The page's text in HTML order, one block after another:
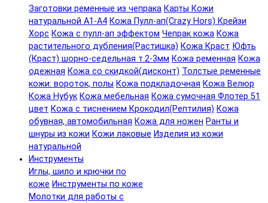
Заготовки ременные из чепрака Карты Кожи
натуральной А1-А4 Кожа Пулл-ап(Crazy Hors) Крейзи
Хорс Кожа с пулл-ап эффектом Чепрак кожа Кожа
растительного дубления(Растишка) Кожа Краст Юфть
(Краст) шорно-седельная т.2-3мм Кожа ременная Кожа
одежная Кожа со скидкой(дисконт) Толстые ременные
кожи: вороток, полы Кожа подкладочная Кожа Велюр
Кожа Нубук Кожа мебельная Кожа сумочная Флотер 51
цвет Кожа с тиснением Крокодил(Рептилия) Кожа
обувная, автомобильная Кожа для ножен Ранты и
шнуры из кожи Кожи лаковые Изделия из кожи
натуральной
Инструменты
Иглы, шило и крючки по
коже Инструменты по коже
Молотки для работы с